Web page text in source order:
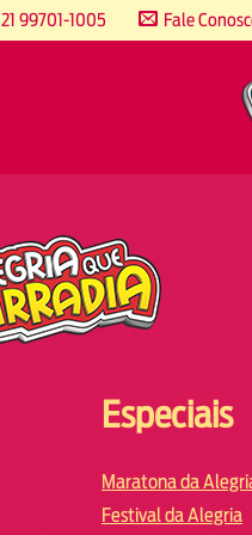
21 99701-1005 Fale
Especiais
Maratona da
Festival da Alegria